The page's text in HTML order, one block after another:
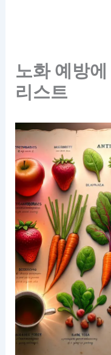
노화 예방
리스트